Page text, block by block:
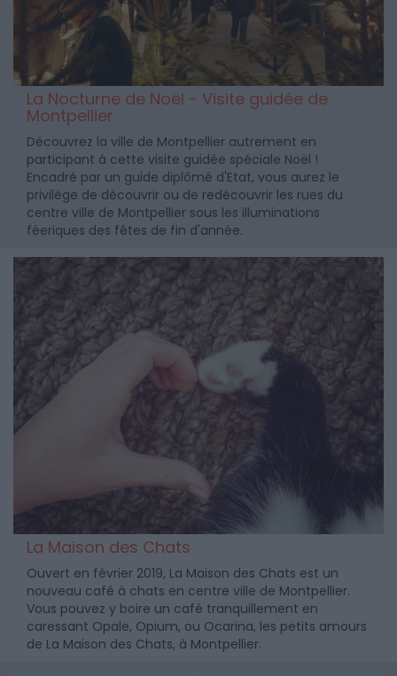
La Nocturne de Noël - Visite guidée de
Montpellier
Découvrez la ville de Montpellier autrement en
participant à cette visite guidée spéciale Noël !
Encadré par un guide diplômé d'Etat, vous aurez le
privilège de découvrir ou de redécouvrir les rues du
centre ville de Montpellier sous les illuminations
féeriques des fêtes de fin d'année.
La Maison des Chats
Ouvert en février 2019, La Maison des Chats est un
nouveau café à chats en centre ville de Montpellier.
Vous pouvez y boire un café tranquillement en
caressant Opale, Opium, ou Ocarina, les petits amours
de La Maison des Chats, à Montpellier.